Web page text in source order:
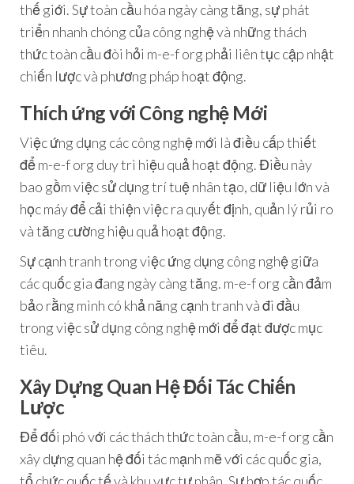
thế giới. Sự toàn cầu hóa ngày càng tăng, sự phát
triển nhanh chóng của công nghệ và những thách
thức toàn cầu đòi hỏi m-e-f org phải liên tục cập nhật
chiến lược và phương pháp hoạt động.
Thích ứng với Công nghệ Mới
Việc ứng dụng các công nghệ mới là điều cấp thiết
để m-e-f org duy trì hiệu quả hoạt động. Điều này
bao gồm việc sử dụng trí tuệ nhân tạo, dữ liệu lớn và
học máy để cải thiện việc ra quyết định, quản lý rủi ro
và tăng cường hiệu quả hoạt động.
Sự cạnh tranh trong việc ứng dụng công nghệ giữa
các quốc gia đang ngày càng tăng. m-e-f org cần đảm
bảo rằng mình có khả năng cạnh tranh và đi đầu
trong việc sử dụng công nghệ mới để đạt được mục
tiêu.
Xây Dựng Quan Hệ Đối Tác Chiến
Lược
Để đối phó với các thách thức toàn cầu, m-e-f org cần
xây dựng quan hệ đối tác mạnh mẽ với các quốc gia,